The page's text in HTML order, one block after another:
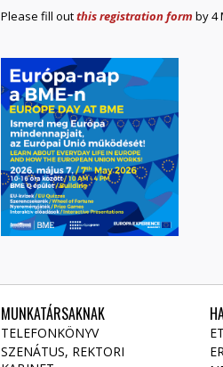
Please fill outthis registration form by 4
MUNKATÁRSAKNAK
TELEFONKÖNYV
SZENÁTUS, REKTORI